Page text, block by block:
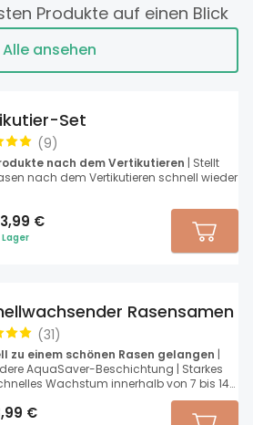
Produkte auf einen Blick
Alle ansehen
(9)
Set
nach dem Vertikutieren | Stellt
nach dem Vertikutieren schnell wieder
€
(31)
Rasensamen
zu einem schönen Rasen gelangen |
AquaSaver-Beschichtung | Starkes
Wachstum innerhalb von 7 bis 14
€